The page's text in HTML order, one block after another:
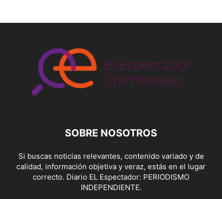
SOBRE NOSOTROS
Si buscas noticias relevantes, contenido variado y de
calidad, información objetiva y veraz, estás en el lugar
correcto. Diario EL Espectador: PERIODISMO
INDEPENDIENTE.